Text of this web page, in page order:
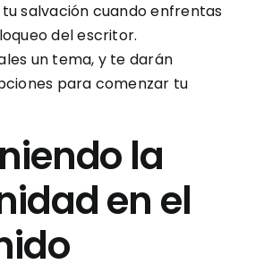
salvación cuando enfrentas
del escritor.
un tema, y te darán
para comenzar tu
la
en el